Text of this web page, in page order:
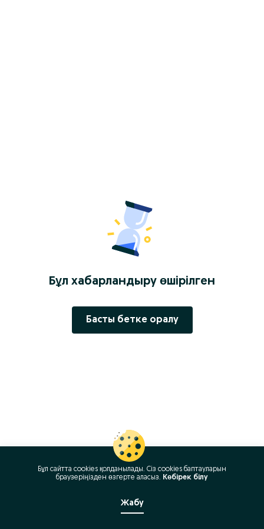
Бұл хабарландыру өшірілген
Басты бетке оралу
Бұл сайтта cookies қолданылады. Сіз cookies баптауларын
браузеріңізден өзгерте аласыз. Көбірек білу
Жабу